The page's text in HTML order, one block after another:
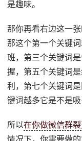
是趣味。
那你再看右边这一
那这个第一个关键
班，第三个关键词
握，第五个关键词
利，第七个关键词
键词越多它是不是
所以在你做微信群
情况下，你需要做